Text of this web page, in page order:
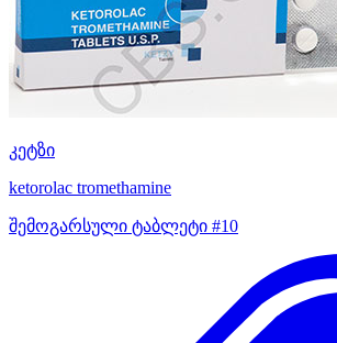
კეტზი
ketorolac tromethamine
შემოგარსული ტაბლეტი #10